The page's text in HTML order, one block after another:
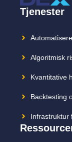
Tjenester
Algoritmisk
Kvantitative
Backtesting
Infrastruktur